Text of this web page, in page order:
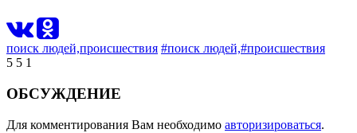
поиск людей,происшествия #поиск людей,#происшествия
5 5 1
ОБСУЖДЕНИЕ
Для комментирования Вам необходимо авторизироваться.